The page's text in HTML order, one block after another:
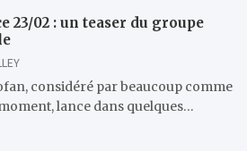
23/02 : un teaser du groupe
considéré par beaucoup comme
lance dans quelques…